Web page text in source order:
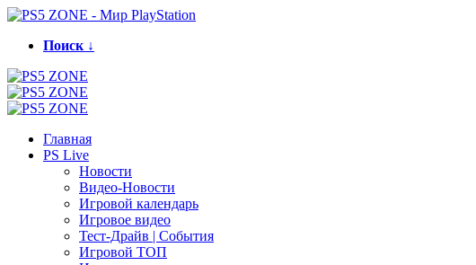
Поиск ↓
Главная
PS Live
Новости
Видео-Новости
Игровой календарь
Игровое видео
Тест-Драйв | События
Игровой ТОП